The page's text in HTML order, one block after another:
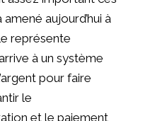
aujourd’hui à
représente
à un système
pour faire
le
et le paiement